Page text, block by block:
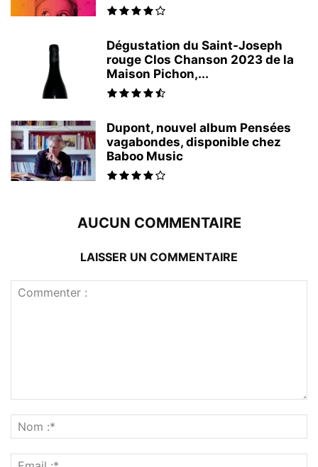
Dégustation du Saint-Joseph
rouge Clos Chanson 2023 de la
Maison Pichon,...
Dupont, nouvel album Pensées
vagabondes, disponible chez
Baboo Music
AUCUN COMMENTAIRE
LAISSER UN COMMENTAIRE